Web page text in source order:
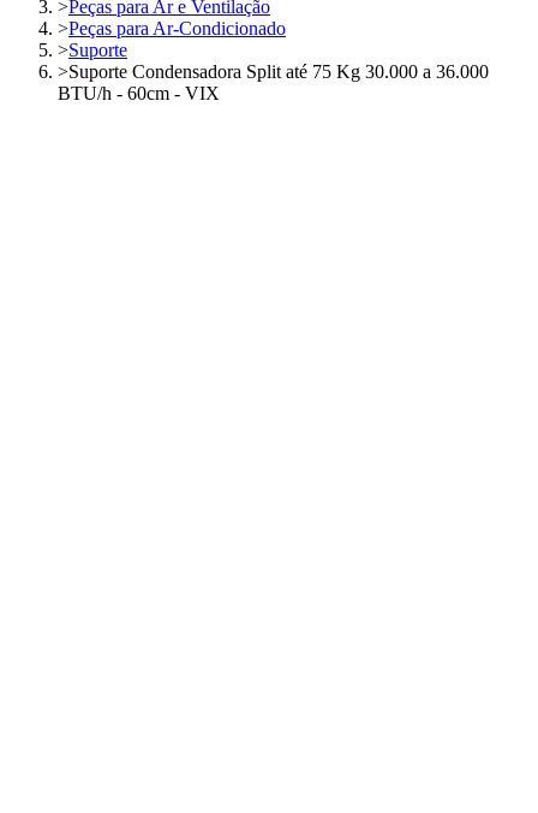
>Peças para Ar e Ventilação
>Peças para Ar-Condicionado
>Suporte
>Suporte Condensadora Split até 75 Kg 30.000 a 36.000
BTU/h - 60cm - VIX